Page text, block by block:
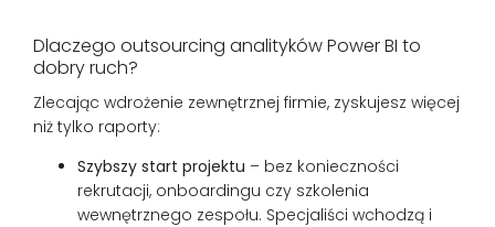
Dlaczego outsourcing analityków Power BI to
dobry ruch?
Zlecając wdrożenie zewnętrznej firmie, zyskujesz więcej
niż tylko raporty:
Szybszy start projektu – bez konieczności
rekrutacji, onboardingu czy szkolenia
wewnętrznego zespołu. Specjaliści wchodzą i